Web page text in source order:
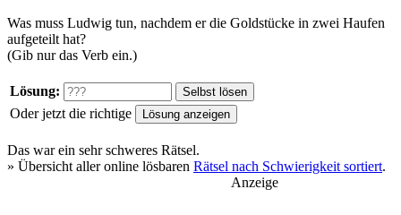
Was muss Ludwig tun, nachdem er die Goldstücke in zwei Haufen
aufgeteilt hat?
(Gib nur das Verb ein.)
Lösung:
Oder jetzt die richtige
Das war ein sehr schweres Rätsel.
» Übersicht aller online lösbaren Rätsel nach Schwierigkeit sortiert.
Anzeige